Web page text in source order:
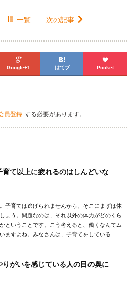
 一覧 次の記事 

Google+1

はてブ

Pocket
員登録 する必要があります。
て以上に疲れるのはしんどいな
子育ては逃げられませんから、そこにまずは体
ょう。問題なのは、それ以外の体力がどのくら
ということです。こう考えると、働くなんてム
ますよね。みなさんは、子育てをしている
がいを感じている人の目の奥に